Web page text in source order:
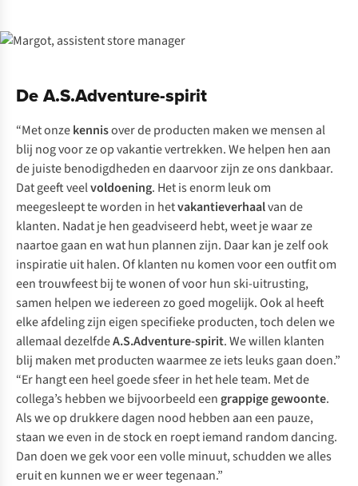
De A.S.Adventure-spirit
“Met onzekennisover de producten maken we mensen al
blij nog voor ze op vakantie vertrekken. We helpen hen aan
de juiste benodigdheden en daarvoor zijn ze ons dankbaar.
Dat geeft veelvoldoening. Het is enorm leuk om
meegesleept te worden in hetvakantieverhaalvan de
klanten. Nadat je hen geadviseerd hebt, weet je waar ze
naartoe gaan en wat hun plannen zijn. Daar kan je zelf ook
inspiratie uit halen. Of klanten nu komen voor een outfit om
een trouwfeest bij te wonen of voor hun ski-uitrusting,
samen helpen we iedereen zo goed mogelijk. Ook al heeft
elke afdeling zijn eigen specifieke producten, toch delen we
allemaal dezelfdeA.S.Adventure-spirit. We willen klanten
blij maken met producten waarmee ze iets leuks gaan doen.”
“Er hangt een heel goede sfeer in het hele team. Met de
collega’s hebben we bijvoorbeeld een grappige gewoonte.
Als we op drukkere dagen nood hebben aan een pauze,
staan we even in de stock en roept iemand random dancing.
Dan doen we gek voor een volle minuut, schudden we alles
eruit en kunnen we er weer tegenaan.”